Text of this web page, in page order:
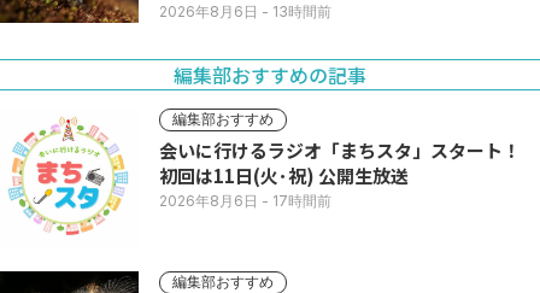
2026年8月6日 - 13時間前
編集部おすすめの記事
編集部おすすめ
会いに行けるラジオ「まちスタ」スタート！
初回は11日(火･祝) 公開生放送
2026年8月6日 - 17時間前
編集部おすすめ